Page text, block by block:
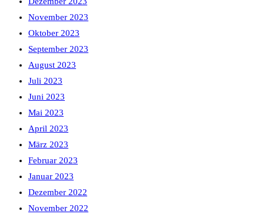
November 2023
Oktober 2023
September 2023
August 2023
Juli 2023
Juni 2023
Mai 2023
April 2023
März 2023
Februar 2023
Januar 2023
Dezember 2022
November 2022